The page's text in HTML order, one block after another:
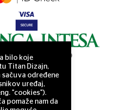
bilo koje
Titan Dizajn,
sačuva određene
uređaj,
"cookies").
pomaže nam da